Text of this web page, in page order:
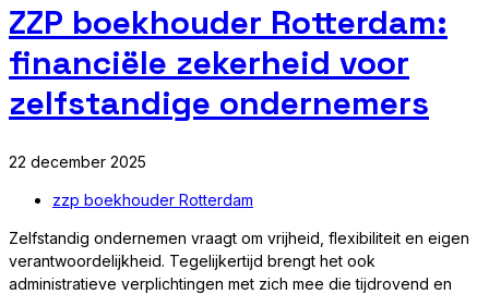
ZZP boekhouder Rotterdam:
financiële zekerheid voor
zelfstandige ondernemers
22 december 2025
zzp boekhouder Rotterdam
Zelfstandig ondernemen vraagt om vrijheid, flexibiliteit en eigen
verantwoordelijkheid. Tegelijkertijd brengt het ook
administratieve verplichtingen met zich mee die tijdrovend en